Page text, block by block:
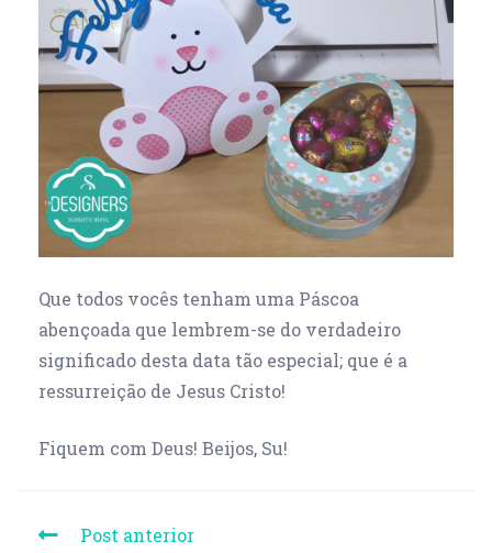
Que todos vocês tenham uma Páscoa
abençoada que lembrem-se do verdadeiro
significado desta data tão especial; que é a
ressurreição de Jesus Cristo!
Fiquem com Deus! Beijos, Su!
Post anterior